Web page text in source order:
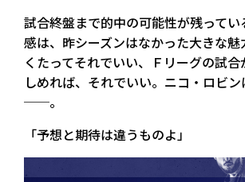
試合終盤まで的中の可能性が残って
感は、昨シーズンはなかった大きな
くたってそれでいい、Ｆリーグの試
しめれば、それでいい。ニコ・ロビ
──。
「予想と期待は違うものよ」